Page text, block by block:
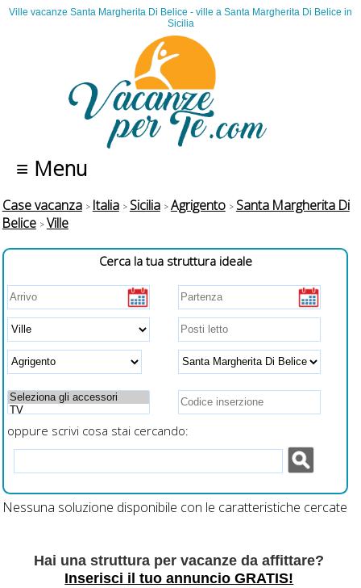
Ville vacanze Santa Margherita Di Belice - ville a Santa Margherita Di Belice in
Sicilia
≡ Menu
Case vacanza Italia Sicilia Agrigento
Santa Margherita Di
Belice
Ville
Cerca la tua struttura ideale
oppure scrivi cosa stai cercando:
Nessuna soluzione disponibile con le caratteristiche cercate
Hai una struttura per vacanze da affittare?
Inserisci il tuo annuncio GRATIS!